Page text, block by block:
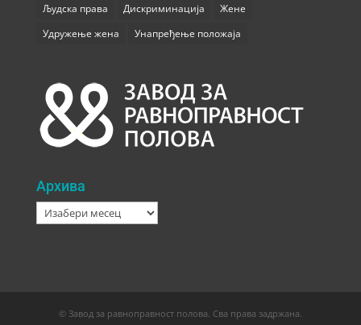
Људска права
Дискриминација
Жене
Удружење жена
Унапређење положаја
Архива
Архива
© Завод за равноправност полова. Сва права задржана.